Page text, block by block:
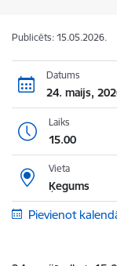
Publicēts: 15.05.2026.
Datums
24. maijs,
Laiks
15.00
Vieta
Ķegums
Pievienot